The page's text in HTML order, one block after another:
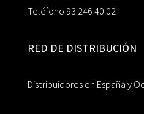
Teléfono 93 246 40 02
RED DE DISTRIBUCIÓN
Distribuidores en España y